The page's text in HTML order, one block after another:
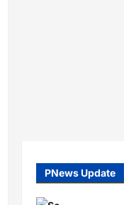
PNews Update